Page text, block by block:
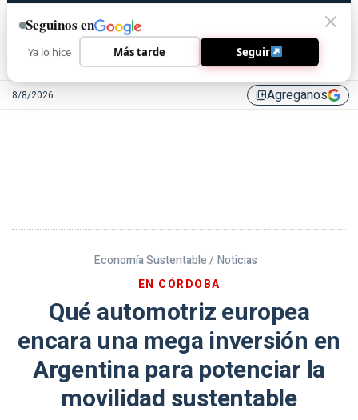
8/8/2026 library_addAgreganos
Economía Sustentable / Noticias
EN CÓRDOBA
Qué automotriz europea
encara una mega inversión en
Argentina para potenciar la
movilidad sustentable
Seguinos en
Ya lo hice Más tarde Seguir